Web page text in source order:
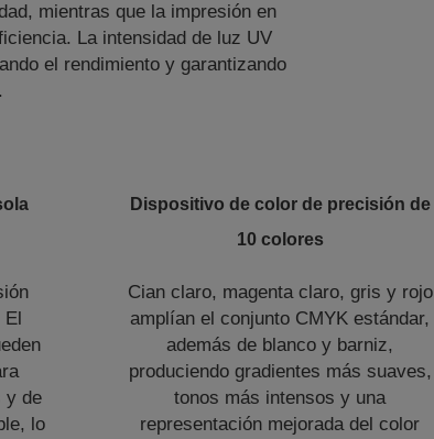
mientras que la impresión en
La intensidad de luz UV
el rendimiento y garantizando
El
y de
lo
Dispositivo de color de precisión de
10 colores
Cian claro, magenta claro, gris y rojo
amplían el conjunto CMYK estándar,
además de blanco y barniz,
produciendo gradientes más suaves,
tonos más intensos y una
representación mejorada del color